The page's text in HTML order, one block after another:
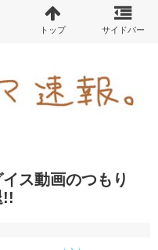
ス動画のつもり
!!